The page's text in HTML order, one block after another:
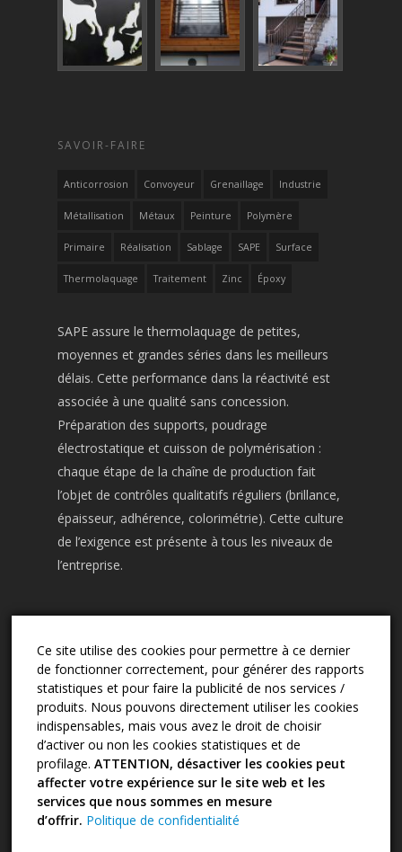
SAVOIR-FAIRE
Anticorrosion Convoyeur Grenaillage Industrie
Métallisation Métaux Peinture Polymère
Primaire Réalisation Sablage SAPE Surface
Thermolaquage Traitement Zinc Époxy
SAPE assure le thermolaquage de petites,
moyennes et grandes séries dans les meilleurs
délais. Cette performance dans la réactivité est
associée à une qualité sans concession.
Préparation des supports, poudrage
électrostatique et cuisson de polymérisation :
chaque étape de la chaîne de production fait
l’objet de contrôles qualitatifs réguliers (brillance,
épaisseur, adhérence, colorimétrie). Cette culture
de l’exigence est présente à tous les niveaux de
l’entreprise.
CONTACT
03.24.57.02.13
sape.2d@wanadoo.fr
17 rue Camille Didier - 08000 Charleville-
Mézières
Ce site utilise des cookies pour permettre à ce dernier
de fonctionner correctement, pour générer des rapports
statistiques et pour faire la publicité de nos services /
produits. Nous pouvons directement utiliser les cookies
indispensables, mais vous avez le droit de choisir
d’activer ou non les cookies statistiques et de
profilage.ATTENTION, désactiver les cookies peut
affecter votre expérience sur le site web et les
services que nous sommes en mesure
d’offrir. Politique de confidentialité